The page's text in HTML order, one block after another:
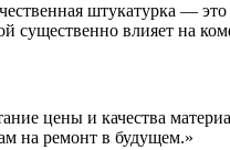
штукатурка —
существенно влияет на
цены и качества
на ремонт в будущем.»